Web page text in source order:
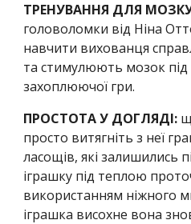
ТРЕНУВАННЯ ДЛЯ
головоломки від Ніна
навчити вихованця
та стимулюють мозок під
захоплюючої гри.
ПРОСТОТА У ДОГЛЯДІ:
просто витягніть з неї
ласощів, які залишились
іграшку під теплою
використанням ніжного
іграшка висохне вона